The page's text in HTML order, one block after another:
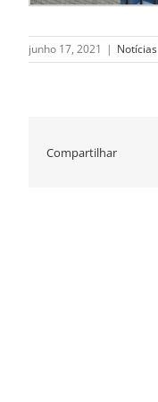
junho 17, 2021 | Notícias
Compartilhar